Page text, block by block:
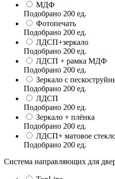
МДФ
Подобрано 200 ед.
Фотопечать
Подобрано 200 ед.
ЛДСП+зеркало
Подобрано 200 ед.
ЛДСП + рамка МДФ
Подобрано 200 ед.
Зеркало с
Подобрано 200 ед.
ЛДСП
Подобрано 200 ед.
Зеркало + плёнка
Подобрано 200 ед.
ЛДСП+ матовое
Подобрано 200 ед.
Система направляющих для